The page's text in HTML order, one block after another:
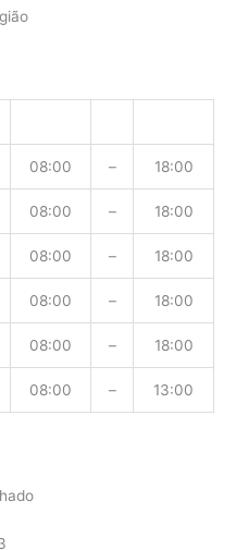
08:00 – 18:00
08:00 – 18:00
08:00 – 18:00
08:00 – 18:00
08:00 – 18:00
08:00 – 13:00